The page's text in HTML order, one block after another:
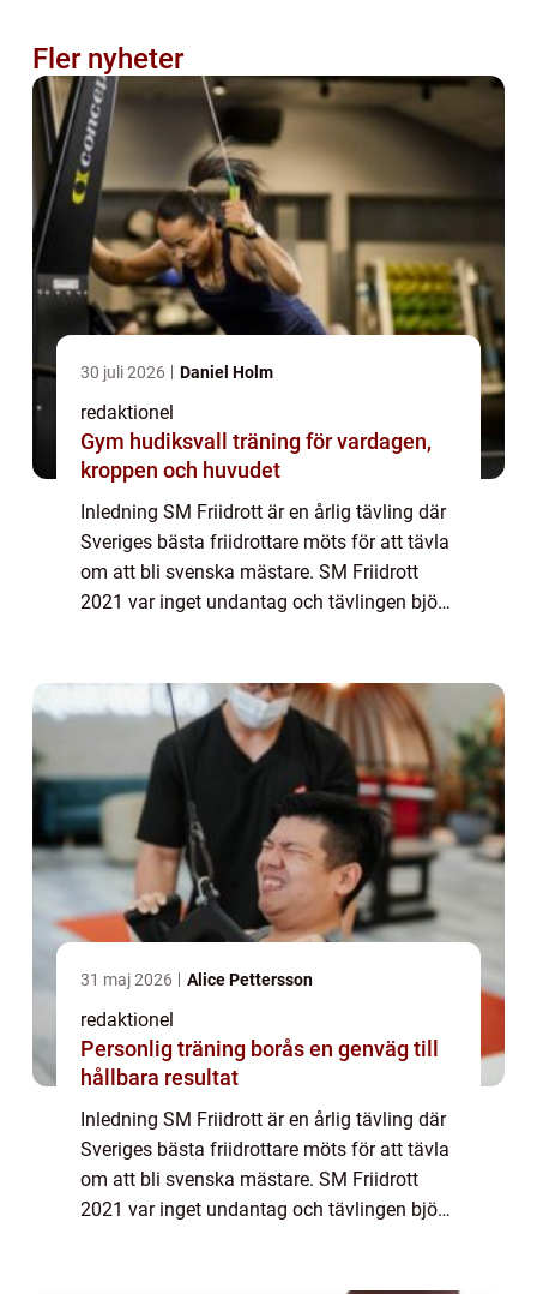
Fler nyheter
30 juli 2026 Daniel Holm
redaktionel
Gym hudiksvall träning för vardagen,
kroppen och huvudet
Inledning SM Friidrott är en årlig tävling där
Sveriges bästa friidrottare möts för att tävla
om att bli svenska mästare. SM Friidrott
2021 var inget undantag och tävlingen bjöd
komm...
31 maj 2026 Alice Pettersson
redaktionel
Personlig träning borås en genväg till
hållbara resultat
Inledning SM Friidrott är en årlig tävling där
Sveriges bästa friidrottare möts för att tävla
om att bli svenska mästare. SM Friidrott
2021 var inget undantag och tävlingen bjöd